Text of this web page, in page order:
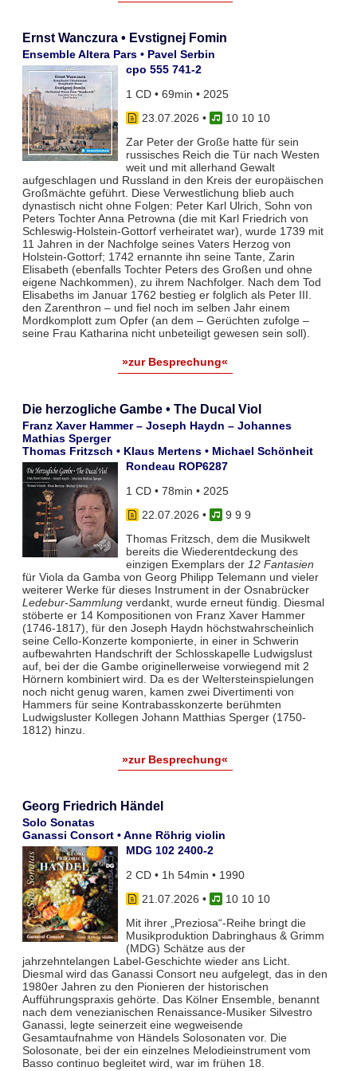
Ernst Wanczura • Evstignej Fomin
Ensemble Altera Pars • Pavel Serbin
cpo 555 741-2
1 CD • 69min • 2025
23.07.2026 •
10 10 10
Zar Peter der Große hatte für sein
russisches Reich die Tür nach Westen
weit und mit allerhand Gewalt
aufgeschlagen und Russland in den Kreis der europäischen
Großmächte geführt. Diese Verwestlichung blieb auch
dynastisch nicht ohne Folgen: Peter Karl Ulrich, Sohn von
Peters Tochter Anna Petrowna (die mit Karl Friedrich von
Schleswig-Holstein-Gottorf verheiratet war), wurde 1739 mit
11 Jahren in der Nachfolge seines Vaters Herzog von
Holstein-Gottorf; 1742 ernannte ihn seine Tante, Zarin
Elisabeth (ebenfalls Tochter Peters des Großen und ohne
eigene Nachkommen), zu ihrem Nachfolger. Nach dem Tod
Elisabeths im Januar 1762 bestieg er folglich als Peter III.
den Zarenthron – und fiel noch im selben Jahr einem
Mordkomplott zum Opfer (an dem – Gerüchten zufolge –
seine Frau Katharina nicht unbeteiligt gewesen sein soll).
»zur Besprechung«
Die herzogliche Gambe • The Ducal Viol
Franz Xaver Hammer – Joseph Haydn – Johannes
Mathias Sperger
Thomas Fritzsch • Klaus Mertens • Michael Schönheit
Rondeau ROP6287
1 CD • 78min • 2025
22.07.2026 •
9 9 9
Thomas Fritzsch, dem die Musikwelt
bereits die Wiederentdeckung des
einzigen Exemplars der 12 Fantasien
für Viola da Gamba von Georg Philipp Telemann und vieler
weiterer Werke für dieses Instrument in der Osnabrücker
Ledebur-Sammlungverdankt, wurde erneut fündig. Diesmal
stöberte er 14 Kompositionen von Franz Xaver Hammer
(1746-1817), für den Joseph Haydn höchstwahrscheinlich
seine Cello-Konzerte komponierte, in einer in Schwerin
aufbewahrten Handschrift der Schlosskapelle Ludwigslust
auf, bei der die Gambe originellerweise vorwiegend mit 2
Hörnern kombiniert wird. Da es der Weltersteinspielungen
noch nicht genug waren, kamen zwei Divertimenti von
Hammers für seine Kontrabasskonzerte berühmten
Ludwigsluster Kollegen Johann Matthias Sperger (1750-
1812) hinzu.
»zur Besprechung«
Georg Friedrich Händel
Solo Sonatas
Ganassi Consort • Anne Röhrig violin
MDG 102 2400-2
2 CD • 1h 54min • 1990
21.07.2026 •
10 10 10
Mit ihrer „Preziosa“-Reihe bringt die
Musikproduktion Dabringhaus & Grimm
(MDG) Schätze aus der
jahrzehntelangen Label-Geschichte wieder ans Licht.
Diesmal wird das Ganassi Consort neu aufgelegt, das in den
1980er Jahren zu den Pionieren der historischen
Aufführungspraxis gehörte. Das Kölner Ensemble, benannt
nach dem venezianischen Renaissance-Musiker Silvestro
Ganassi, legte seinerzeit eine wegweisende
Gesamtaufnahme von Händels Solosonaten vor. Die
Solosonate, bei der ein einzelnes Melodieinstrument vom
Basso continuo begleitet wird, war im frühen 18.